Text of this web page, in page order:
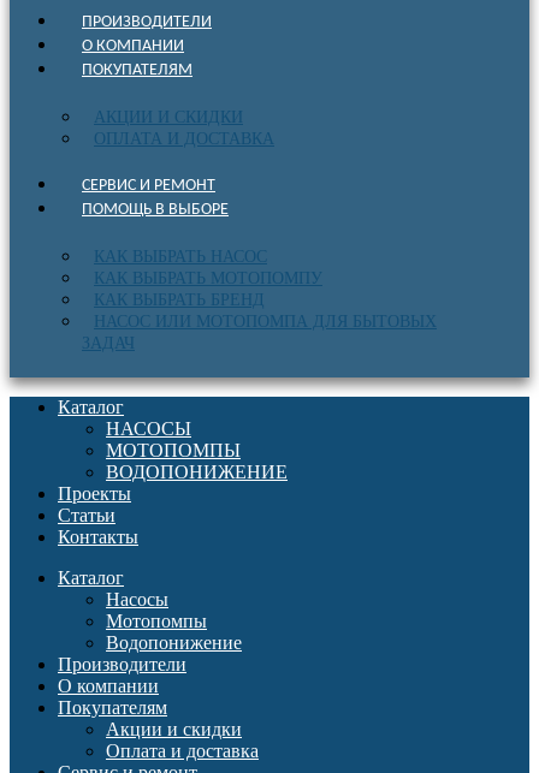
ПРОИЗВОДИТЕЛИ
О КОМПАНИИ
ПОКУПАТЕЛЯМ
АКЦИИ И СКИДКИ
ОПЛАТА И ДОСТАВКА
СЕРВИС И РЕМОНТ
ПОМОЩЬ В ВЫБОРЕ
КАК ВЫБРАТЬ НАСОС
КАК ВЫБРАТЬ МОТОПОМПУ
КАК ВЫБРАТЬ БРЕНД
НАСОС ИЛИ МОТОПОМПА ДЛЯ БЫТОВЫХ
ЗАДАЧ
Каталог
НАСОСЫ
МОТОПОМПЫ
ВОДОПОНИЖЕНИЕ
Проекты
Статьи
Контакты
Каталог
Насосы
Мотопомпы
Водопонижение
Производители
О компании
Покупателям
Акции и скидки
Оплата и доставка